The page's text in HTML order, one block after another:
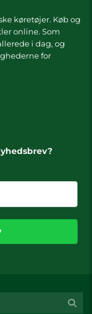
køretøjer. Køb og
online. Som
i dag, og
for